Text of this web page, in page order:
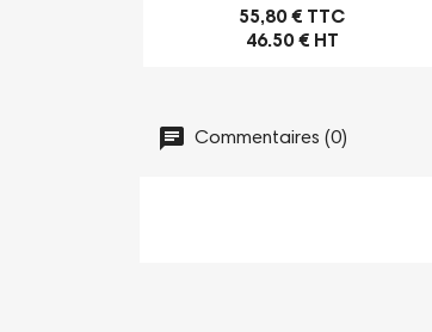
55,80 € TTC
46.50 € HT
Commentaires (0)